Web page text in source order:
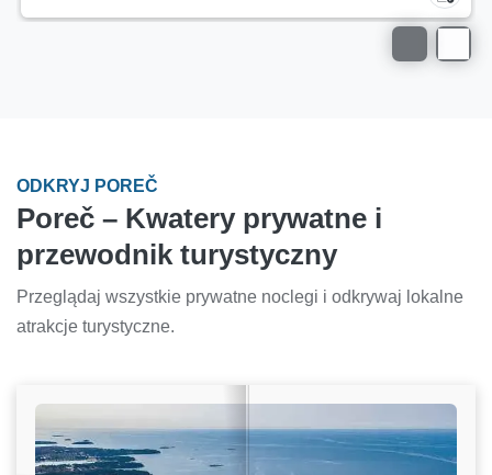
ODKRYJ POREČ
Poreč – Kwatery prywatne i
przewodnik turystyczny
Przeglądaj wszystkie prywatne noclegi i odkrywaj lokalne
atrakcje turystyczne.